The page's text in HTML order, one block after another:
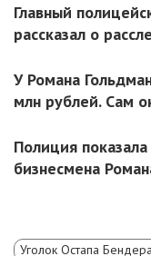
Главный
рассказал о
У Романа
млн рублей. Сам
Полиция
бизнесмена
Уголок Остапа Бендера